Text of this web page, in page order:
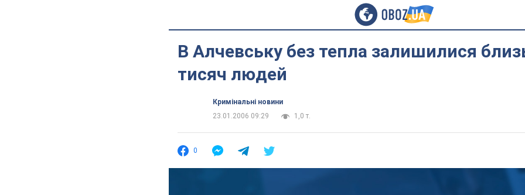
В Алчевську без тепла залишилися
тисяч людей
Кримінальні новини
23.01.2006 09:29
1,0 т.
0